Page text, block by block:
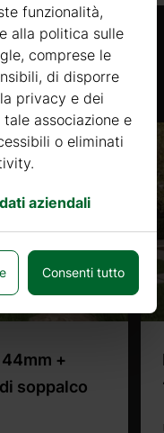
44mm +
soppalco
funzionalità,
alla politica sulle
comprese le
di disporre
privacy e dei
associazione e
o eliminati
aziendali
Consenti tutto